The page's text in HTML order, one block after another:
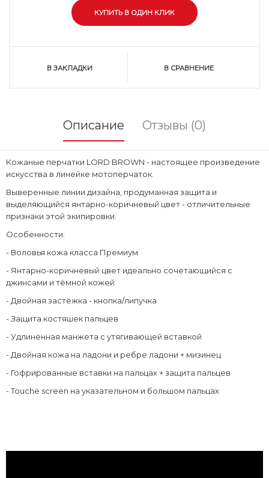
В ЗАКЛАДКИ В СРАВНЕНИЕ
Описание Отзывы (0)
Кожаные перчатки LORD BROWN - настоящее произведение
искусства в линейке мотоперчаток.
Выверенные линии дизайна, продуманная защита и
выделяющийся янтарно-коричневый цвет - отличительные
признаки этой экипировки.
Особенности:
- Воловья кожа класса Премиум
- Янтарно-коричневый цвет идеально сочетающийся с
джинсами и тёмной кожей
- Двойная застёжка - кнопка/липучка
- Защита костяшек пальцев
- Удлинённая манжета с утягивающей вставкой
- Двойная кожа на ладони и ребре ладони + мизинец
- Гофрированные вставки на пальцах + защита пальцев
- Touche screen на указательном и большом пальцах